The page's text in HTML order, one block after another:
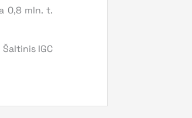
0,8 mln. t.
Šaltinis IGC